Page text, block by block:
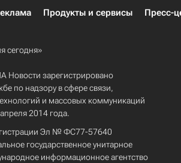
Продукты и сервисы Пресс-
сегодня»
Новости зарегистрировано
по надзору в сфере связи,
и массовых коммуникаций
2014 года.
Эл № ФС77-57640
государственное унитарное
информационное агентство